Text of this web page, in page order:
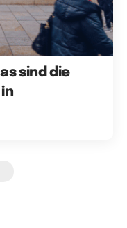
sind die